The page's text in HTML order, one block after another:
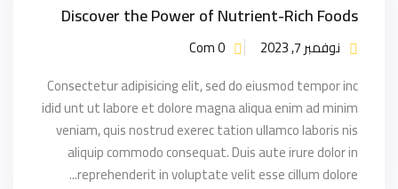
Discover the Power of Nutrient-Rich Foods
نوفمبر 7, 2023
Com 0
Consectetur adipisicing elit, sed do eiusmod tempor inc
idid unt ut labore et dolore magna aliqua enim ad minim
veniam, quis nostrud exerec tation ullamco laboris nis
aliquip commodo consequat. Duis aute irure dolor in
reprehenderit in voluptate velit esse cillum dolore...